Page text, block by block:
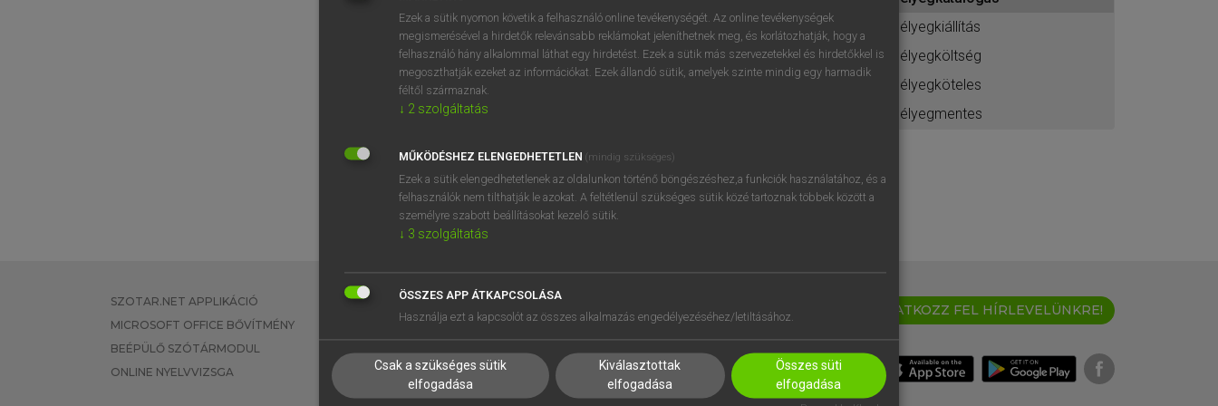
BELÉPÉS
próbaverziójának elindításához
regisztrálok ésbelépek.
REGISZTRÁCIÓ
bélyegkiállítás
bélyegköltség
bélyegköteles
bélyegmentes
SZOTAR.NET APPLIKÁCIÓ
MICROSOFT OFFICE BŐVÍTMÉNY
BEÉPÜLŐ SZÓTÁRMODUL
ONLINE NYELVVIZSGA
EGYÉNI FELHASZNÁLÓKNAK
TANULÓKNAK
VÁLLALATI MEGOLDÁSOK
SÚGÓ
RÓLUNK
SÜTI BEÁLLÍTÁSOK
IRATKOZZ FEL HÍRLEVELÜNKRE!
Ezek a sütik nyomon követik a felhasználó online tevékenységét. Az online tevékenységek
megismerésével a hirdetők relevánsabb reklámokat jeleníthetnek meg, és korlátozhatják, hogy a
felhasználó hány alkalommal láthat egy hirdetést. Ezek a sütik más szervezetekkel és hirdetőkkel is
megoszthatják ezeket az információkat. Ezek állandó sütik, amelyek szinte mindig egy harmadik
féltől származnak.
↓ 2 szolgáltatás
MŰKÖDÉSHEZ ELENGEDHETETLEN (mindig szükséges)
Ezek a sütik elengedhetetlenek az oldalunkon történő böngészéshez,a funkciók használatához, és a
felhasználók nem tilthatják le azokat. A feltétlenül szükséges sütik közé tartoznak többek között a
személyre szabott beállításokat kezelő sütik.
↓ 3 szolgáltatás
ÖSSZES APP ÁTKAPCSOLÁSA
Használja ezt a kapcsolót az összes alkalmazás engedélyezéséhez/letiltásához.
Csak a szükséges sütik
elfogadása
Kiválasztottak
elfogadása
Összes süti
elfogadása